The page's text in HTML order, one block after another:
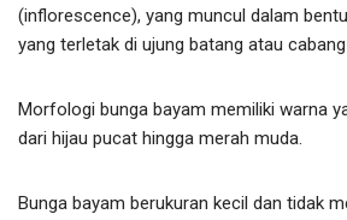
(inflorescence), yang muncul dalam
yang terletak di ujung batang atau
Morfologi bunga bayam memiliki warna
dari hijau pucat hingga merah muda.
Bunga bayam berukuran kecil dan tidak